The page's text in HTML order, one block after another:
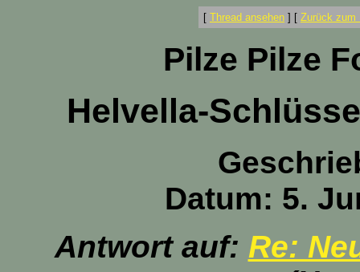
[ Thread ansehen ] [ Zurück zum
Pilze Pilze
Helvella-
Datum: 5.
Antwort auf: Re: